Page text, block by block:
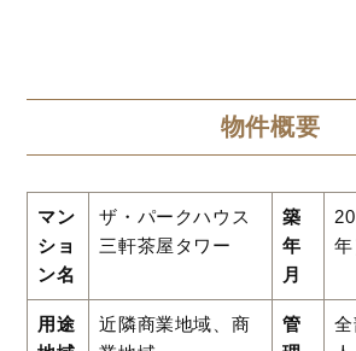
物件概要
マン
ショ
ン名
ザ・パークハウス
三軒茶屋タワー
築
年
月
年
用途
近隣商業地域、商
管